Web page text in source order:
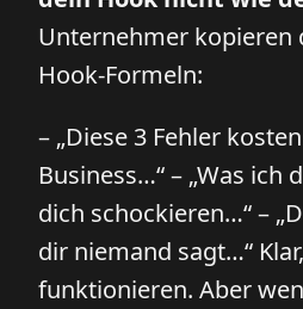
Unternehmer kopieren
Hook-Formeln:
– „Diese 3 Fehler
Business…“ – „Was ich
dich schockieren…“ –
dir niemand sagt…“
funktionieren. Aber